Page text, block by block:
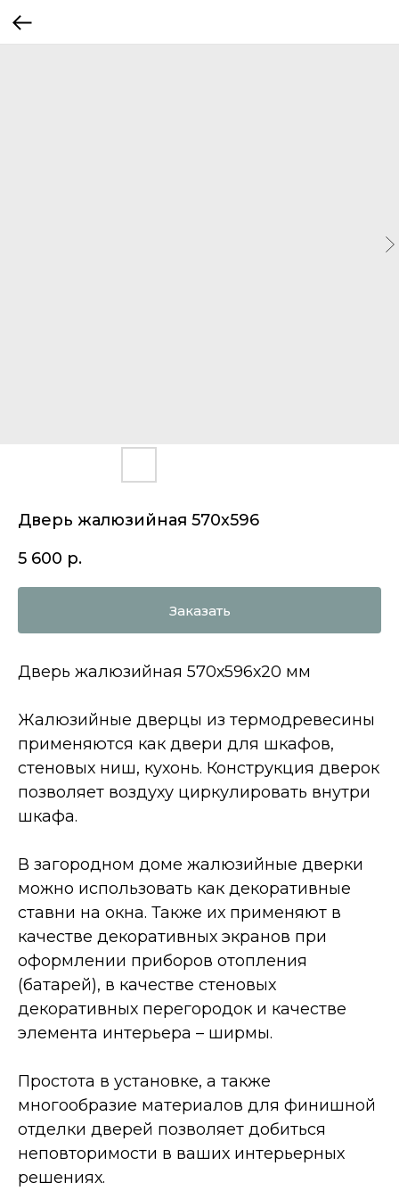
Дверь жалюзийная 570х596
5 600 р.
Заказать
Дверь жалюзийная 570х596х20 мм
Жалюзийные дверцы из термодревесины
применяются как двери для шкафов,
стеновых ниш, кухонь. Конструкция дверок
позволяет воздуху циркулировать внутри
шкафа.
В загородном доме жалюзийные дверки
можно использовать как декоративные
ставни на окна. Также их применяют в
качестве декоративных экранов при
оформлении приборов отопления
(батарей), в качестве стеновых
декоративных перегородок и качестве
элемента интерьера – ширмы.
Простота в установке, а также
многообразие материалов для финишной
отделки дверей позволяет добиться
неповторимости в ваших интерьерных
решениях.